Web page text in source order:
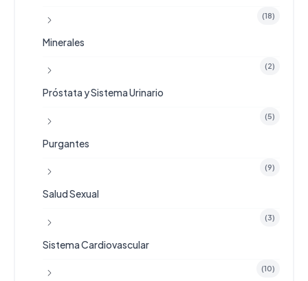
(18)
Minerales
(2)
Próstata y Sistema Urinario
(5)
Purgantes
(9)
Salud Sexual
(3)
Sistema Cardiovascular
(10)